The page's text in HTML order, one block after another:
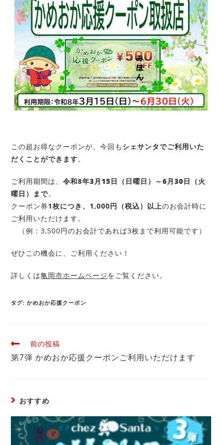
この超お得なクーポンが、今回も シェサンタでご利用いた
だくことができます。
ご利用期間は、令和8年3月15日（日曜日） ～6月30日（火
曜日）
まで。
クーポン券1枚につき、1,000円（税込）以上のお会計時に
ご利用いただけます。
（例：3,500円のお会計であれば3枚まで利用可能です）
ぜひこの機会に、ご利用ください！
詳しくは亀岡市ホームページをご覧ください。
タグ:かめおか応援クーポン
前の投稿
第7弾 かめおか応援クーポンご利用いただけます
おすすめ